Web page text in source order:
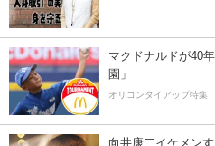
マクドナルドが40
園」
オリコンタイアップ特集
向井康二イケメン